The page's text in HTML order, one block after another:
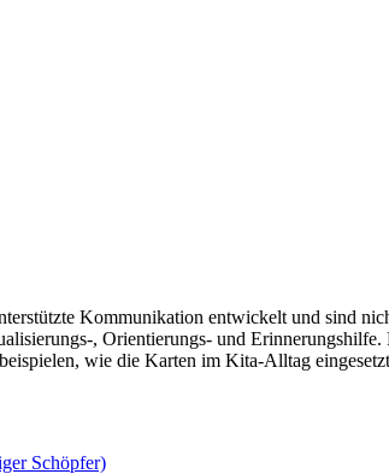
Kommunikation entwickelt und sind
, Orientierungs- und
wie die Karten im Kita-Alltag
Schöpfer)